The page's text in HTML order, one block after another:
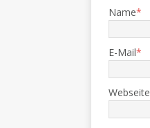
Name*
E-Mail*
Webseite